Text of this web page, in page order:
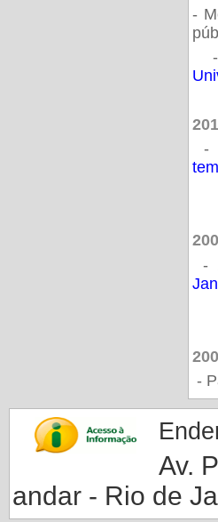
-
-
-
-
Av.
andar - Rio de